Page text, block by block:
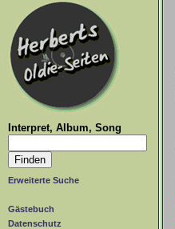
Interpret, Album, Song
Erweiterte Suche
Gästebuch
Datenschutz